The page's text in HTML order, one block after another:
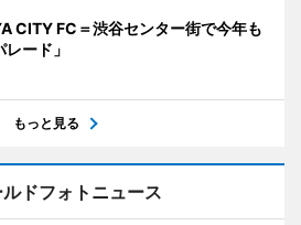
CITY FC＝渋谷センター街で今年も
レード」
もっと見る
ルドフォトニュース